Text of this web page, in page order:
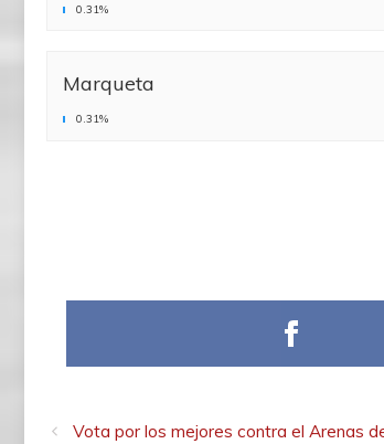
0.31%
Marqueta
0.31%
Vota por los mejores contra el Arenas